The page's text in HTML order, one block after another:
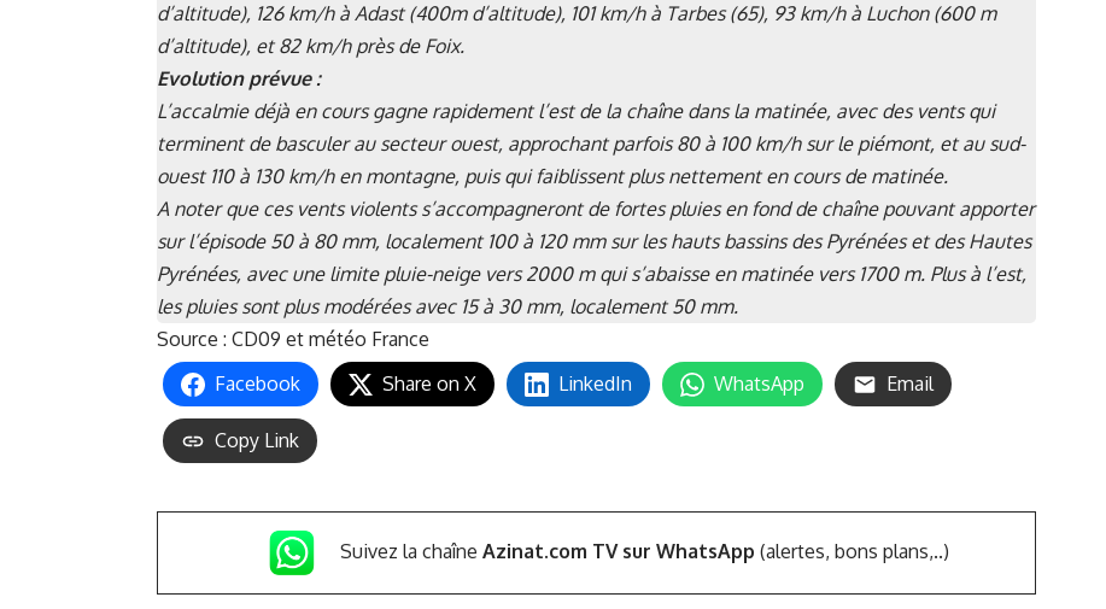
d’altitude), 126 km/h à Adast (400m d’altitude), 101 km/h à Tarbes (65), 93 km/h à Luchon (600 m
d’altitude), et 82 km/h près de Foix.
Evolution prévue :
L’accalmie déjà en cours gagne rapidement l’est de la chaîne dans la matinée, avec des vents qui
terminent de basculer au secteur ouest, approchant parfois 80 à 100 km/h sur le piémont, et au sud-
ouest 110 à 130 km/h en montagne, puis qui faiblissent plus nettement en cours de matinée.
A noter que ces vents violents s’accompagneront de fortes pluies en fond de chaîne pouvant apporter
sur l’épisode 50 à 80 mm, localement 100 à 120 mm sur les hauts bassins des Pyrénées et des Hautes
Pyrénées, avec une limite pluie-neige vers 2000 m qui s’abaisse en matinée vers 1700 m. Plus à l’est,
les pluies sont plus modérées avec 15 à 30 mm, localement 50 mm.
Source : CD09 et météo France
Facebook
Share on X LinkedIn WhatsApp Email
Copy Link
Suivez la chaîne Azinat.com TV sur WhatsApp (alertes, bons plans,..)